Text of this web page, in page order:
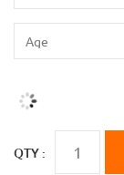
QTY :